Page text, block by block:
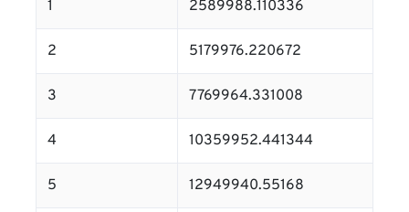
1 2589988.110336
2 5179976.220672
3 7769964.331008
4 10359952.441344
5 12949940.55168